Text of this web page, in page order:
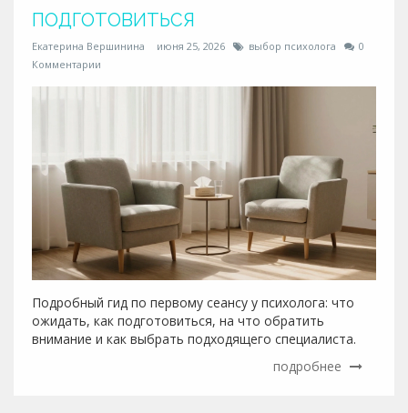
ПОДГОТОВИТЬСЯ
Екатерина Вершинина июня 25, 2026 выбор психолога
0
Комментарии
Подробный гид по первому сеансу у психолога: что
ожидать, как подготовиться, на что обратить
внимание и как выбрать подходящего специалиста.
подробнее